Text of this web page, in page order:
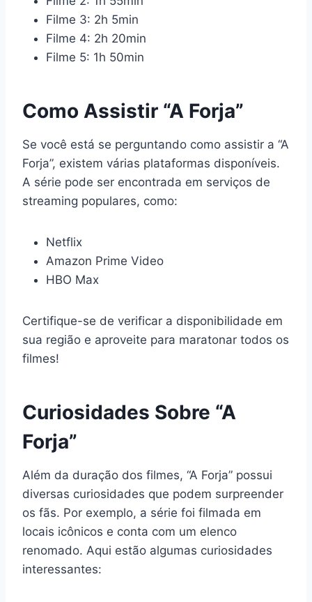
Filme 3: 2h 5min
Filme 4: 2h 20min
Filme 5: 1h 50min
Como Assistir “A Forja”
Se você está se perguntando como assistir a “A
Forja”, existem várias plataformas disponíveis.
A série pode ser encontrada em serviços de
streaming populares, como:
Netflix
Amazon Prime Video
HBO Max
Certifique-se de verificar a disponibilidade em
sua região e aproveite para maratonar todos os
filmes!
Curiosidades Sobre “A
Forja”
Além da duração dos filmes, “A Forja” possui
diversas curiosidades que podem surpreender
os fãs. Por exemplo, a série foi filmada em
locais icônicos e conta com um elenco
renomado. Aqui estão algumas curiosidades
interessantes: